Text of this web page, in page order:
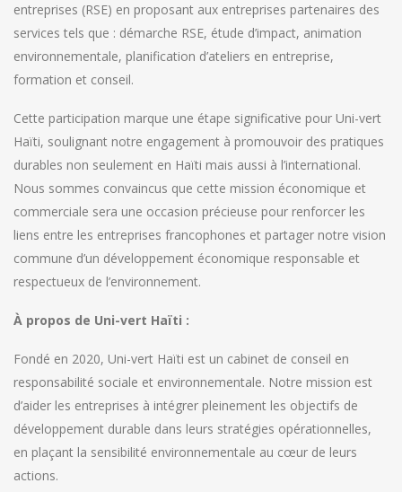
entreprises (RSE) en proposant aux entreprises partenaires des
services tels que : démarche RSE, étude d’impact, animation
environnementale, planification d’ateliers en entreprise,
formation et conseil.
Cette participation marque une étape significative pour Uni-vert
Haïti, soulignant notre engagement à promouvoir des pratiques
durables non seulement en Haïti mais aussi à l’international.
Nous sommes convaincus que cette mission économique et
commerciale sera une occasion précieuse pour renforcer les
liens entre les entreprises francophones et partager notre vision
commune d’un développement économique responsable et
respectueux de l’environnement.
À propos de Uni-vert Haïti :
Fondé en 2020, Uni-vert Haïti est un cabinet de conseil en
responsabilité sociale et environnementale. Notre mission est
d’aider les entreprises à intégrer pleinement les objectifs de
développement durable dans leurs stratégies opérationnelles,
en plaçant la sensibilité environnementale au cœur de leurs
actions.